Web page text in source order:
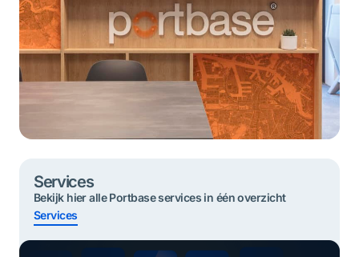
Services
Bekijk hier alle Portbase services in één overzicht
Services